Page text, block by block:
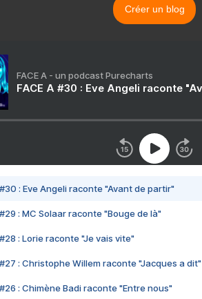
Créer un blog
FACE A - un podcast Purecharts
FACE A #30 : Eve Angeli raconte
#30 : Eve Angeli raconte "Avant de partir"
#29 : MC Solaar raconte "Bouge de là"
#28 : Lorie raconte "Je vais vite"
#27 : Christophe Willem raconte "Jacques a dit"
#26 : Chimène Badi raconte "Entre nous"